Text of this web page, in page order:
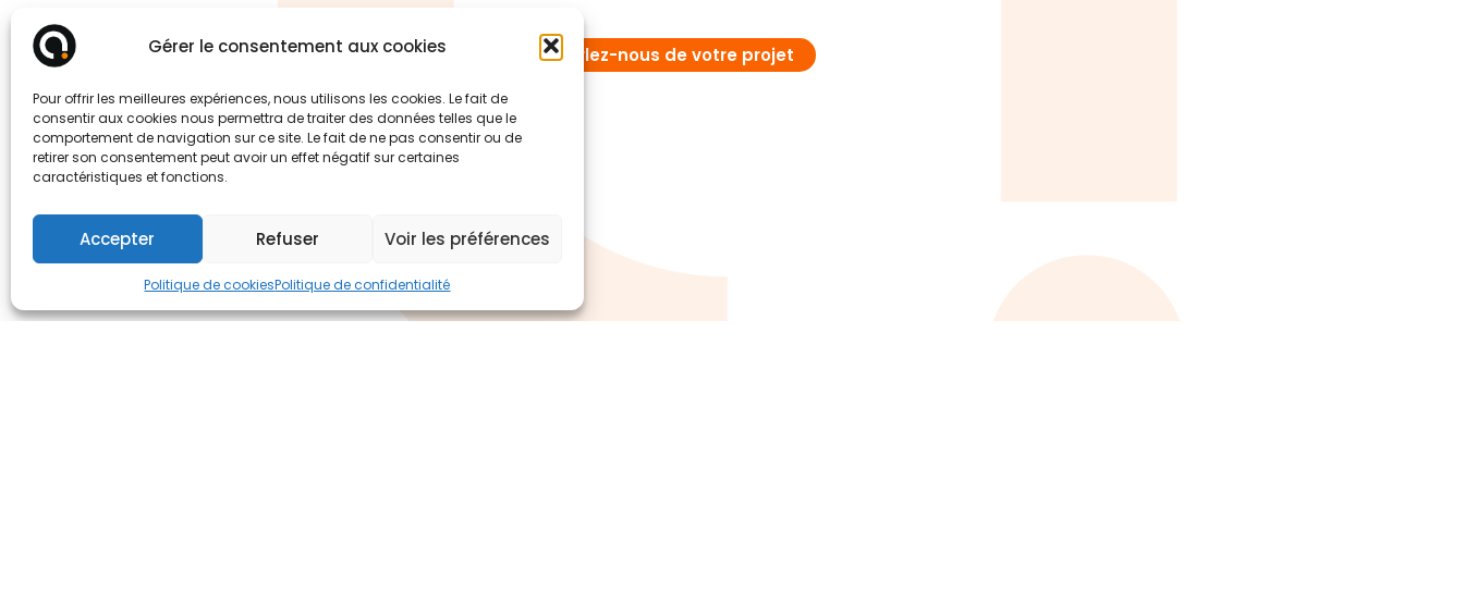
Gérer le consentement aux cookies
Pour offrir les meilleures expériences, nous utilisons les cookies. Le fait de
consentir aux cookies nous permettra de traiter des données telles que le
comportement de navigation sur ce site. Le fait de ne pas consentir ou de
retirer son consentement peut avoir un effet négatif sur certaines
caractéristiques et fonctions.
Accepter Refuser Voir les préférences
Politique de cookiesPolitique de confidentialité
Parlez-nous de votre projet